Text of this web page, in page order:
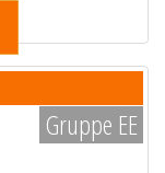
Gruppe EE